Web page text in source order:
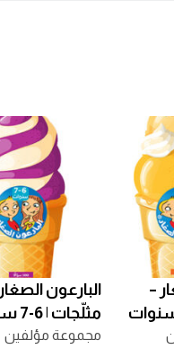
–
البارعون
مثلّجات | 6-7 سنوات
مجموعة مؤلفين